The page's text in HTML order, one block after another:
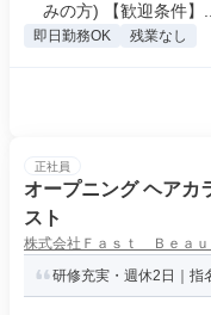
みの方) 【歓迎条件】...
即日勤務OK 残業なし
正社員
オープニング ヘアカ
スト
株式会社Ｆａｓｔ Ｂｅａｕ
研修充実・週休2日｜指